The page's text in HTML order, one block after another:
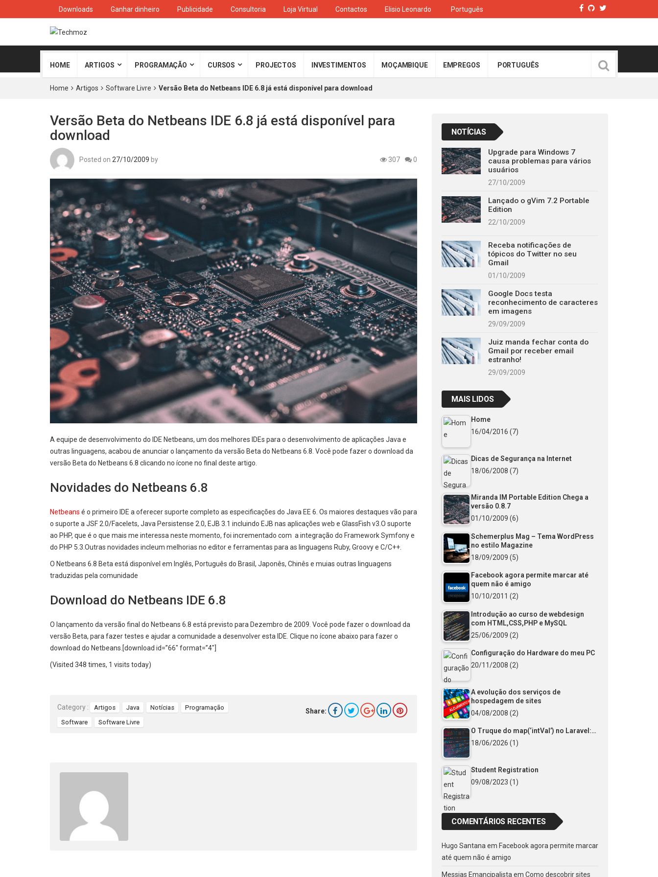
Downloads Ganhar dinheiro Publicidade Consultoria Loja Virtual Contactos Elisio Leonardo Português
HOME ARTIGOS PROGRAMAÇÃO CURSOS PROJECTOS INVESTIMENTOS MOÇAMBIQUE EMPREGOS PORTUGUÊS
Home Artigos Software Livre Versão Beta do Netbeans IDE 6.8 já está disponível para download
Versão Beta do Netbeans IDE 6.8 já está disponível para
download
Posted on 27/10/2009 by 307 0
A equipe de desenvolvimento do IDE Netbeans, um dos melhores IDEs para o desenvolvimento de aplicações Java e
outras linguagens, acabou de anunciar o lançamento da versão Beta do Netbeans 6.8. Você pode fazer o download da
versão Beta do Netbeans 6.8 clicando no ícone no final deste artigo.
Novidades do Netbeans 6.8
Netbeans é o primeiro IDE a oferecer suporte completo as especificações do Java EE 6. Os maiores destaques vão para
o suporte a JSF 2.0/Facelets, Java Persistense 2.0, EJB 3.1 incluindo EJB nas aplicações web e GlassFish v3.O suporte
ao PHP, que é o que mais me interessa neste momento, foi incrementado com a integração do Framework Symfony e
do PHP 5.3.Outras novidades incleum melhorias no editor e ferramentas para as linguagens Ruby, Groovy e C/C++.
O Netbeans 6.8 Beta está disponível em Inglês, Português do Brasil, Japonês, Chinês e muias outras linguagens
traduzidas pela comunidade
Download do Netbeans IDE 6.8
O lançamento da versão final do Netbeans 6.8 está previsto para Dezembro de 2009. Você pode fazer o download da
versão Beta, para fazer testes e ajudar a comunidade a desenvolver esta IDE. Clique no ícone abaixo para fazer o
download do Netbeans.[download id=”66″ format=”4″]
(Visited 348 times, 1 visits today)
Category : Artigos Java Notícias
Programação
Software
Software Livre
Share:
NOTÍCIAS
Upgrade para Windows 7
causa problemas para vários
usuários
27/10/2009
Lançado o gVim 7.2 Portable
Edition
22/10/2009
Receba notificações de
tópicos do Twitter no seu
Gmail
01/10/2009
Google Docs testa
reconhecimento de caracteres
em imagens
29/09/2009
Juiz manda fechar conta do
Gmail por receber email
estranho!
29/09/2009
MAIS LIDOS
Home
16/04/2016 (7)
Dicas de Segurança na Internet
18/06/2008 (7)
Miranda IM Portable Edition Chega a
versão 0.8.7
01/10/2009 (6)
Schemerplus Mag – Tema WordPress
no estilo Magazine
18/09/2009 (5)
Facebook agora permite marcar até
quem não é amigo
10/10/2011 (2)
Introdução ao curso de webdesign
com HTML,CSS,PHP e MySQL
25/06/2009 (2)
Configuração do Hardware do meu PC
20/11/2008 (2)
A evolução dos serviços de
hospedagem de sites
04/08/2008 (2)
O Truque do map(‘intVal’) no Laravel:…
18/06/2026 (1)
Student Registration
09/08/2023 (1)
COMENTÁRIOS RECENTES
Hugo Santana em Facebook agora permite marcar
até quem não é amigo
Messias Emancipalista em Como descobrir sites